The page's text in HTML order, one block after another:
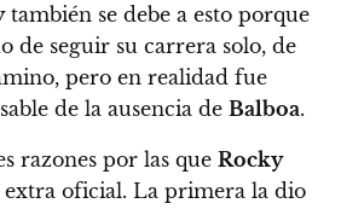
también se debe a esto porque
de seguir su carrera solo, de
pero en realidad fue
de la ausencia de Balboa.
razones por las que Rocky
oficial. La primera la dio